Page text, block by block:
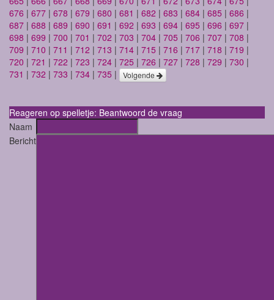
676 | 677 | 678 | 679 | 680 | 681 | 682 | 683 | 684 | 685 | 686 |
687 | 688 | 689 | 690 | 691 | 692 | 693 | 694 | 695 | 696 | 697 |
698 | 699 | 700 | 701 | 702 | 703 | 704 | 705 | 706 | 707 | 708 |
709 | 710 | 711 | 712 | 713 | 714 | 715 | 716 | 717 | 718 | 719 |
720 | 721 | 722 | 723 | 724 | 725 | 726 | 727 | 728 | 729 | 730 |
731 | 732 | 733 | 734 | 735 | Volgende
Reageren op spelletje: Beantwoord de vraag
Naam
Bericht